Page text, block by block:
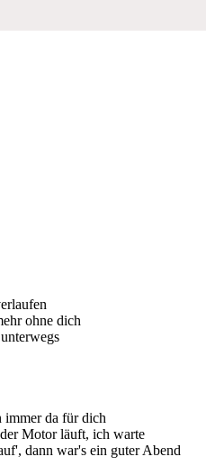
ohne dich
immer da für dich
Motor läuft, ich warte
dann war's ein guter Abend